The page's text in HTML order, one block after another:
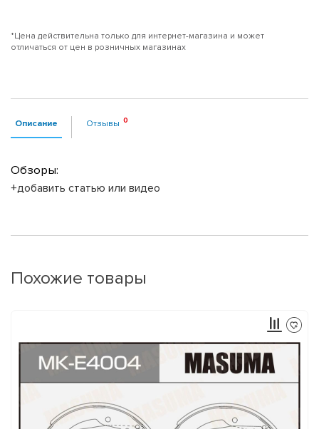
*Цена действительна только для интернет-магазина и может
отличаться от цен в розничных магазинах
Описание Отзывы
Обзоры:
+добавить статью или видео
Похожие товары